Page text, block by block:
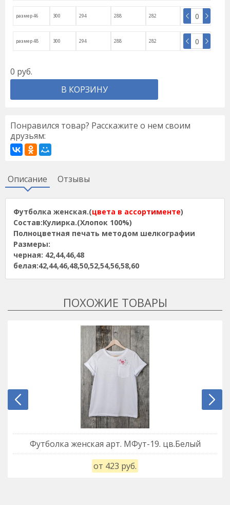
размер 46 300 294 288 282
размер 48 300 294 288 282
0 руб.
В КОРЗИНУ
Понравился товар? Расскажите о нем своим
друзьям:
Описание Отзывы
Футболка женская.(цвета в ассортименте)
Состав:Кулирка.(Хлопок 100%)
Полноцветная печать методом шелкографии
Размеры:
черная: 42,44,46,48
белая:42,44,46,48,50,52,54,56,58,60
Футболка женская арт. МФут-19. цв.Белый
от 423 руб.